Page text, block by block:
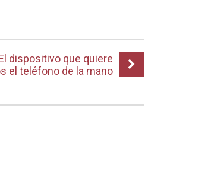
dispositivo que quiere
el teléfono de la mano